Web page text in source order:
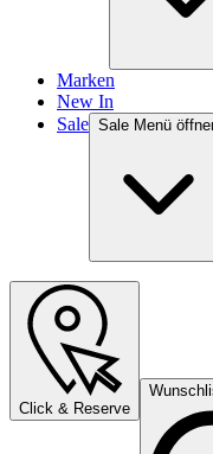
Marken
New In
Sale Sale Menü
Click & Reserve